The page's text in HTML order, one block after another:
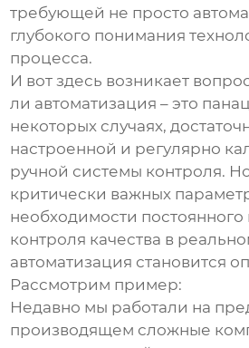
требующей не просто
глубокого понимания
процесса.
И вот здесь возникает
ли автоматизация – это
некоторых случаях,
настроенной и регулярно
ручной системы контроля.
критически важных
необходимости
контроля качества в
автоматизация становится
Рассмотрим пример:
Недавно мы работали на
производящем сложные